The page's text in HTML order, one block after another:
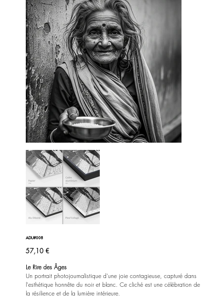
ADU#008
Prix
57,10 €
Le Rire des Âges
Un portrait photojournalistique d'une joie contagieuse, capturé dans
l'esthétique honnête du noir et blanc. Ce cliché est une célébration de
la résilience et de la lumière intérieure.